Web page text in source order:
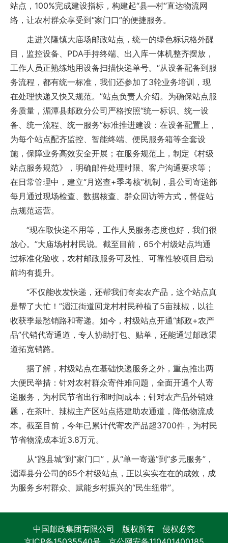
站点，100%完成建设指标，构建起“县—村”直达物流网
络，让农村群众享受到“家门口”的便捷服务。
走进兴隆镇大庙场邮政站点，统一的绿色标识格外醒
目，监控设备、PDA手持终端、出入库一体机整齐摆放，
工作人员正熟练地用设备扫描快递单号。“从设备配备到服
务流程，都有统一标准，我们还参加了3轮业务培训，现
在处理快递又快又规范。”站点负责人介绍。为确保站点服
务质量，湄潭县邮政分公司严格按照“统一标识、统一设
备、统一流程、统一服务”标准推进建设：在设备配置上，
为每个站点配齐监控、智能终端、便民服务箱等全套设
施，保障业务高效安全开展；在服务规范上，制定《村级
站点服务规范》，明确邮件处理时限、客户沟通要求等；
在日常管理中，建立“月巡查+季考核”机制，县公司寄递部
每月通过现场检查、数据核查、群众回访等方式，督促站
点规范运营。
“现在取快递不用等，工作人员服务态度也好，我们很
放心。”大庙场村村民说。截至目前，65个村级站点均通
过标准化验收，农村邮政服务可及性、可靠性较项目启动
前均有提升。
“不仅能收发快递，还帮我们寄卖农产品，这个站点真
是帮了大忙！”湄江街道回龙村村民种植了5亩辣椒，以往
收获季最愁销路和寄递。如今，村级站点开通“邮政+农产
品”代销代寄通道，专人协助打包、贴单，还能通过邮政渠
道拓宽销路。
据了解，村级站点在基础快递服务之外，重点推出两
大便民举措：针对农村群众寄件难问题，全面开通个人寄
递服务，为村民节省出行和时间成本；针对农产品外销难
题，在茶叶、辣椒主产区站点搭建助农通道，降低物流成
本。截至目前，今年已累计代寄农产品超3700件，为村民
节省物流成本近3.8万元。
从“跑县城”到“家门口”，从“单一寄递”到“多元服务”，
湄潭县分公司的65个村级站点，正以实实在在的成效，成
为服务乡村群众、赋能乡村振兴的“民生纽带”。
中国邮政集团有限公司 版权所有 侵权必究